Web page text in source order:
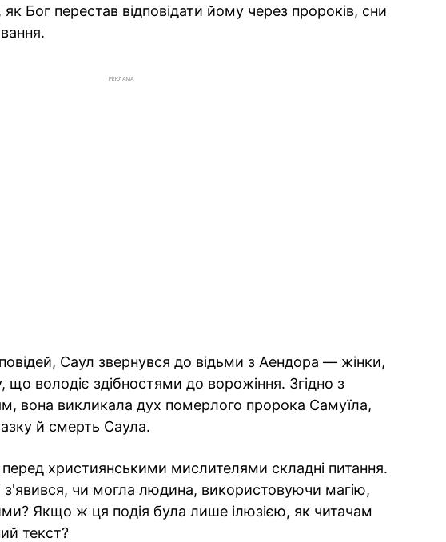
як Бог перестав відповідати йому через пророків, сни
РЕКЛАМА
Саул звернувся до відьми з Аендора — жінки,
що володіє здібностями до ворожіння. Згідно з
вона викликала дух померлого пророка Самуїла,
й смерть Саула.
перед християнськими мислителями складні питання.
чи могла людина, використовуючи магію,
Якщо ж ця подія була лише ілюзією, як читачам
текст?